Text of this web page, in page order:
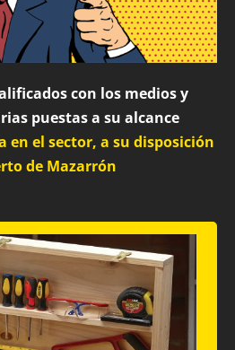
con los medios y
puestas a su alcance
en el sector, a su disposición
de Mazarrón